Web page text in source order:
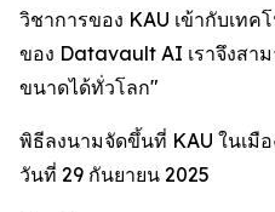
วิชาการของ KAU เข้ากับเท
ของ Datavault AI เราจึงสา
ขนาดได้ทั่วโลก"
พิธีลงนามจัดขึ้นที่ KAU ในเมือ
วันที่ 29 กันยายน 2025